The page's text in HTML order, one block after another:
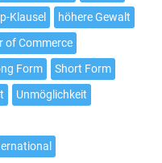
Klausel
höhere Gewalt
of Commerce
Form
Short Form
Unmöglichkeit